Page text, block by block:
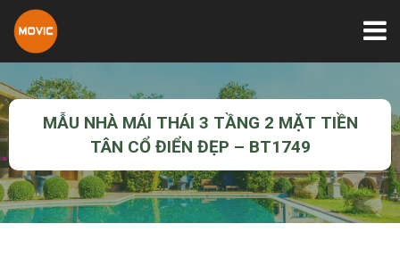
MẪU NHÀ MÁI THÁI 3 TẦNG 2 MẶT TIỀN
TÂN CỔ ĐIỂN ĐẸP – BT1749